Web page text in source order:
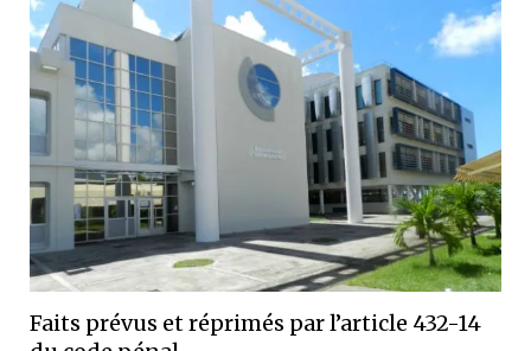
Faits prévus et réprimés par l’article 432-14